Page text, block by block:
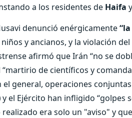
a los residentes de Haifa y
denunció enérgicamente
y ancianos, y la violación
afirmó que Irán “no se
de científicos y
el general, operaciones
y el Ejército han infligido “golpes
era solo un "aviso" y